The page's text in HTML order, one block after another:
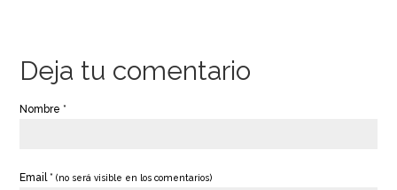
Deja tu comentario
Nombre *
Email *(no será visible en los comentarios)